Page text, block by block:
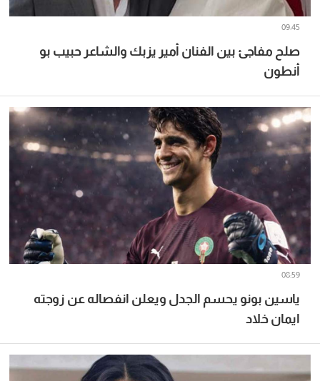
صلح مفاجئ بين الفنان أمير يزبك والشاعر حبيب بو
أنطون
09:45
ياسين بونو يحسم الجدل ويعلن انفصاله عن زوجته
ايمان خلاد
08:59